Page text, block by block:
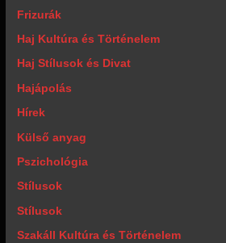
Frizurák
Haj Kultúra és Történelem
Haj Stílusok és Divat
Hajápolás
Hírek
Külső anyag
Pszichológia
Stílusok
Stílusok
Szakáll Kultúra és Történelem